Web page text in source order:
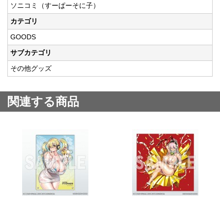
ソニコミ（すーぱーそに子）
カテゴリ
GOODS
サブカテゴリ
その他グッズ
関連する商品